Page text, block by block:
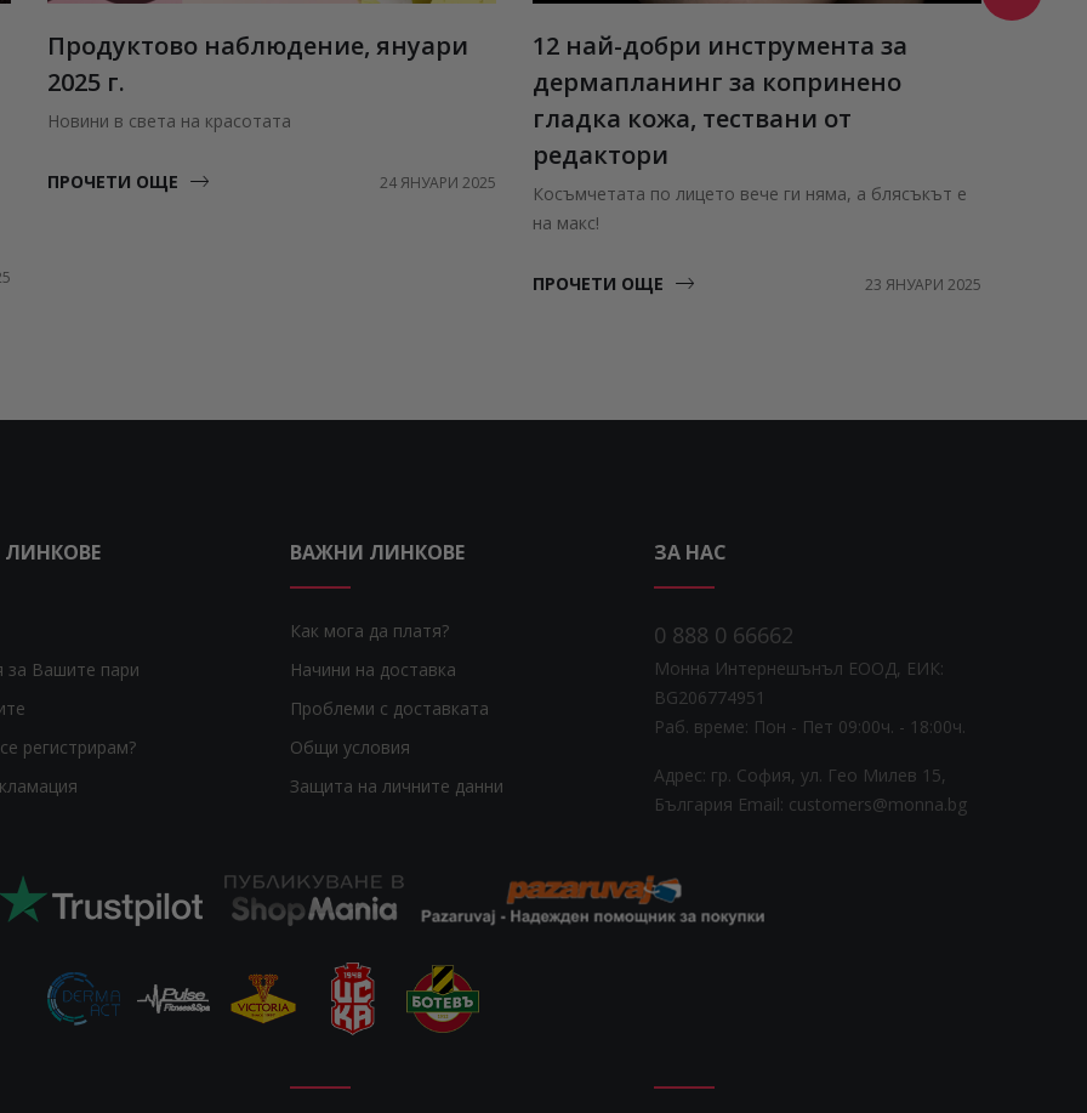
Продуктово наблюдение, януари
2025 г.
Новини в света на красотата
ПРОЧЕТИ ОЩЕ 24 ЯНУАРИ 2025
12 най-добри инструмента за
дермапланинг за копринено
гладка кожа, тествани от
редактори
Косъмчетата по лицето вече ги няма, а блясъкът е
на макс!
ПРОЧЕТИ ОЩЕ 23 ЯНУАРИ 2025
за Вашите пари
регистрирам?
ВАЖНИ ЛИНКОВЕ
Как мога да платя?
Начини на доставка
Проблеми с доставката
Общи условия
Защита на личните данни
ЗА НАС
0 888 0 66662
Монна Интернешънъл ЕООД, ЕИК:
BG206774951
Раб. време: Пoн - Пет 09:00ч. - 18:00ч.
Адрес: гр. София, ул. Гео Милев 15,
България Email: customers@monna.bg